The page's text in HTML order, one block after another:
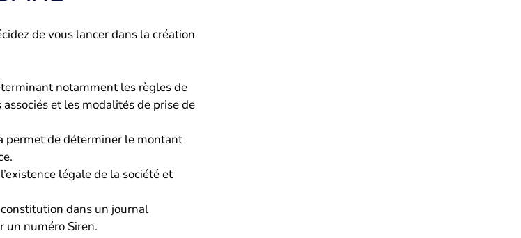
de vous lancer dans la création
notamment les règles de
et les modalités de prise de
permet de déterminer le montant
légale de la société et
dans un journal
un numéro Siren.